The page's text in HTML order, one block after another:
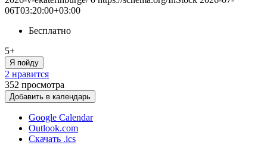
06T03:20:00+03:00
Бесплатно
5+
Я пойду
2 нравится
352 просмотра
Добавить в календарь
Google Calendar
Outlook.com
Скачать .ics